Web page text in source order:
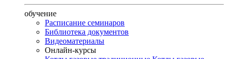
обучение
Расписание семинаров
Библиотека документов
Видеоматериалы
Онлайн-курсы